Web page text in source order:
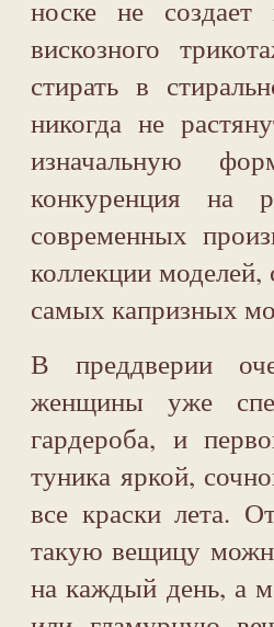
носке не создает
вискозного
стирать в
никогда не
изначальную
конкуренция на
современных
коллекции
самых капризных
В преддверии
женщины уже
гардероба, и
туника яркой,
все краски лета.
такую вещицу
на каждый день, а